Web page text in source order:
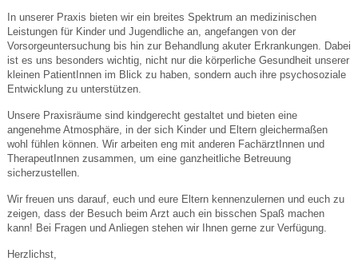
In unserer Praxis bieten wir ein breites Spektrum an medizinischen
Leistungen für Kinder und Jugendliche an, angefangen von der
Vorsorgeuntersuchung bis hin zur Behandlung akuter Erkrankungen. Dabei
ist es uns besonders wichtig, nicht nur die körperliche Gesundheit unserer
kleinen PatientInnen im Blick zu haben, sondern auch ihre psychosoziale
Entwicklung zu unterstützen.
Unsere Praxisräume sind kindgerecht gestaltet und bieten eine
angenehme Atmosphäre, in der sich Kinder und Eltern gleichermaßen
wohl fühlen können. Wir arbeiten eng mit anderen FachärztInnen und
TherapeutInnen zusammen, um eine ganzheitliche Betreuung
sicherzustellen.
Wir freuen uns darauf, euch und eure Eltern kennenzulernen und euch zu
zeigen, dass der Besuch beim Arzt auch ein bisschen Spaß machen
kann! Bei Fragen und Anliegen stehen wir Ihnen gerne zur Verfügung.
Herzlichst,